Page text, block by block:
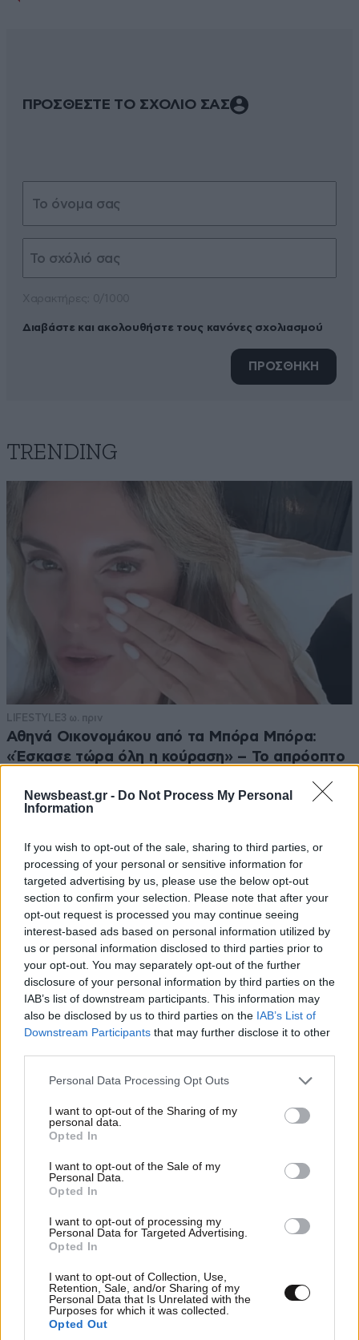
Newsbeast.gr - Do Not Process My Personal
Information
If you wish to opt-out of the sale, sharing to third parties, or
processing of your personal or sensitive information for
targeted advertising by us, please use the below opt-out
section to confirm your selection. Please note that after your
opt-out request is processed you may continue seeing
interest-based ads based on personal information utilized by
us or personal information disclosed to third parties prior to
your opt-out. You may separately opt-out of the further
disclosure of your personal information by third parties on the
IAB’s list of downstream participants. This information may
also be disclosed by us to third parties on the IAB’s List of
Downstream Participants that may further disclose it to other
Please note that this website/app uses one or more Google
not limited to your visit or usage behaviour. You may click to
grant or deny consent to Google and its third-party tags to
use your data for below specified purposes in below Google
consent section.
Personal Data Processing Opt Outs
I want to opt-out of the Sharing of my
personal data.
Opted In
I want to opt-out of the Sale of my
Personal Data.
Opted In
I want to opt-out of processing my
Personal Data for Targeted Advertising.
Opted In
I want to opt-out of Collection, Use,
Retention, Sale, and/or Sharing of my
Personal Data that Is Unrelated with the
Purposes for which it was collected.
Opted Out
ΠΡΟΣΘΕΣΤΕ ΤΟ ΣΧΟΛΙΟ ΣΑΣ
Διαβάστε και ακολουθήστε τους κανόνες σχολιασμού
ΠΡΟΣΘΗΚΗ
TRENDING
LIFESTYLE3 ω. πριν
Αθηνά Οικονομάκου από τα Μπόρα Μπόρα:
«Έσκασε τώρα όλη η κούραση» – Το απρόοπτο